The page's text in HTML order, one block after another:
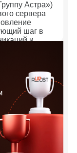
Астра»)
сервера
шаг в
и